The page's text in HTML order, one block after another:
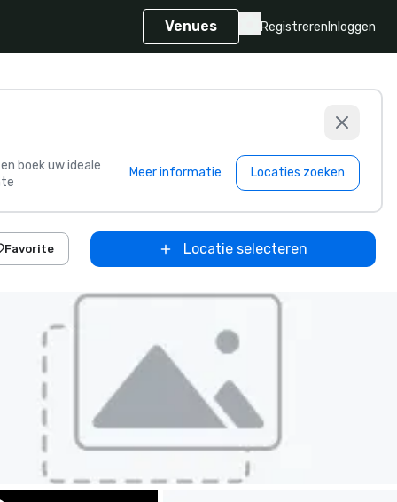
Venues Registreren Inloggen
boek uw ideale
Meer informatie Locaties zoeken
Favorite Locatie selecteren